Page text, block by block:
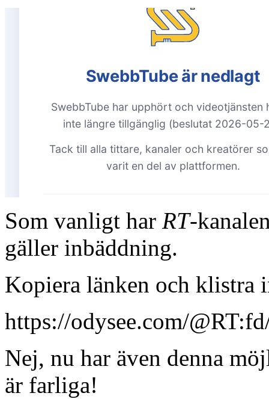
Som vanligt har RT-
gäller inbäddning.
Kopiera länken och klistra
https://odysee.com/
Nej, nu har även denna
är farliga!